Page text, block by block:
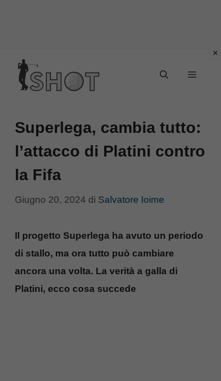
contenuto
Menu
Superlega, cambia tutto:
l’attacco di Platini contro
la Fifa
Giugno 20, 2024 di Salvatore Ioime
Il progetto Superlega ha avuto un periodo
di stallo, ma ora tutto può cambiare
ancora una volta. La verità a galla di
Platini, ecco cosa succede